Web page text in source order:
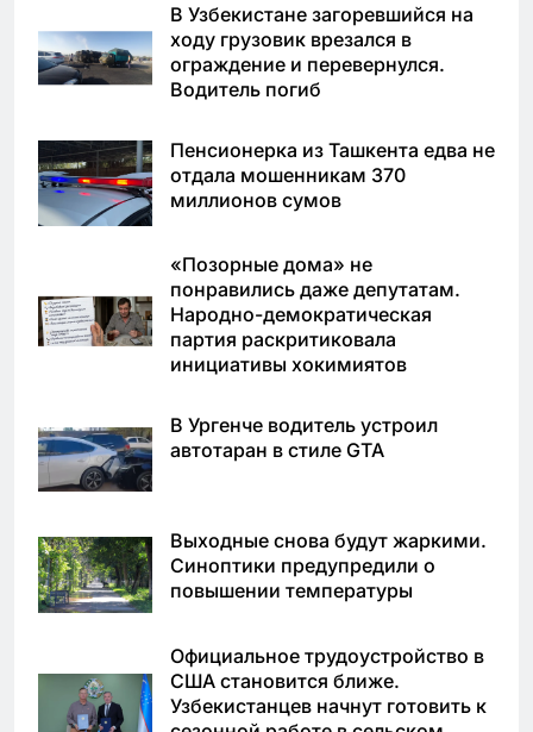
В Узбекистане загоревшийся на
ходу грузовик врезался в
ограждение и перевернулся.
Водитель погиб
Пенсионерка из Ташкента едва не
отдала мошенникам 370
миллионов сумов
«Позорные дома» не
понравились даже депутатам.
Народно-демократическая
партия раскритиковала
инициативы хокимиятов
В Ургенче водитель устроил
автотаран в стиле GTA
Выходные снова будут жаркими.
Синоптики предупредили о
повышении температуры
Официальное трудоустройство в
США становится ближе.
Узбекистанцев начнут готовить к